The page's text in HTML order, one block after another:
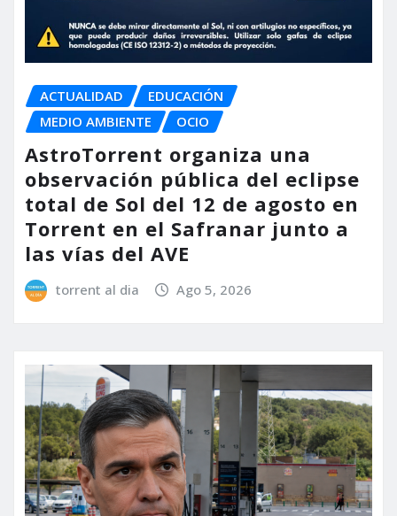
ACTUALIDAD
EDUCACIÓN
MEDIO AMBIENTE
OCIO
AstroTorrent organiza una
observación pública del eclipse
total de Sol del 12 de agosto en
Torrent en el Safranar junto a
las vías del AVE
torrent al dia Ago 5, 2026